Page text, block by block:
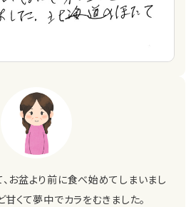
お盆より前に食べ始めてしまいまし
甘くて夢中でカラをむきました。